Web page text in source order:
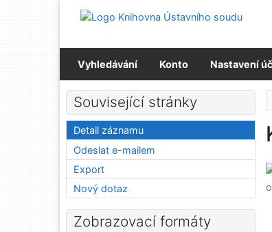
Přejít na menu
Vyhledávání Konto Nastavení
Související stránky
Detail záznamu
Odeslat e-mailem
Export
Nový dotaz
Zobrazovací formáty